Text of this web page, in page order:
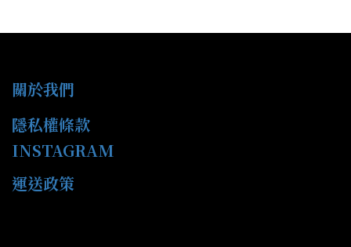
關於我們
隱私權條款
INSTAGRAM
運送政策